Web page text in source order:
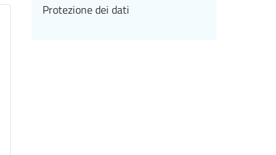
Protezione dei dati